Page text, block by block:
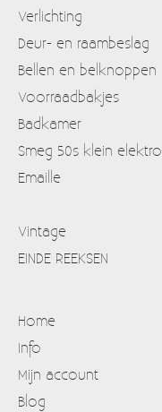
Verlichting
Deur- en raambeslag
Bellen en belknoppen
Voorraadbakjes
Badkamer
Smeg 50s klein elektro
Emaille
Vintage
EINDE REEKSEN
Home
Info
Mijn account
Blog